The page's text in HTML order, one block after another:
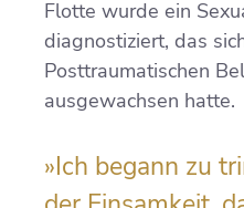
Flotte wurde ein
diagnostiziert, das
Posttraumatischen
ausgewachsen hatte.
»Ich begann zu